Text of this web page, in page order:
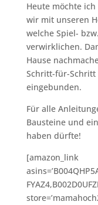
Heute möchte
wir mit unseren
welche Spiel-
verwirklichen.
Hause
Schritt-für-Schritt
eingebunden.
Für alle
Bausteine und
haben dürfte!
[amazon_link